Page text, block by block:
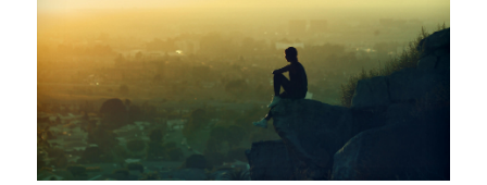
r
n
I
d
r
e
g
a
t
i
o
n